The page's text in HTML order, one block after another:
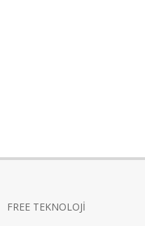
FREE TEKNOLOJİ